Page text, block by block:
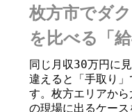
枚方市でダ
を比べる「
同じ月収30万円に
違えると「手取り
す。枚方エリアか
の現場に出るケー